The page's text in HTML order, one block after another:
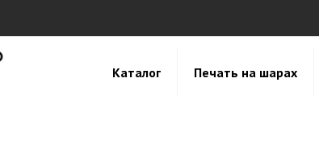
Каталог Печать на шарах